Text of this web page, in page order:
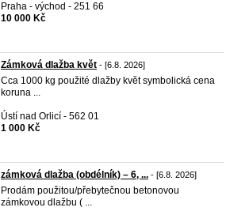
Praha - východ - 251 66
10 000 Kč
Zámková dlažba květ - [6.8. 2026]
Cca 1000 kg použité dlažby květ symbolická cena
koruna ...
Ústí nad Orlicí - 562 01
1 000 Kč
zámková dlažba (obdélník) – 6, ... - [6.8. 2026]
Prodám použitou/přebytečnou betonovou
zámkovou dlažbu ( ...